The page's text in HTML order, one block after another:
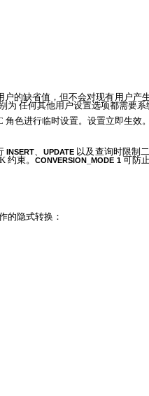
的缺省值，但不会对现有用户产
任何其他用户设置选项都需要系
角色进行临时设置。设置立即生效。
INSERT、UPDATE 以及查询时限制
约束。CONVERSION_MODE 1 可防
的隐式转换：